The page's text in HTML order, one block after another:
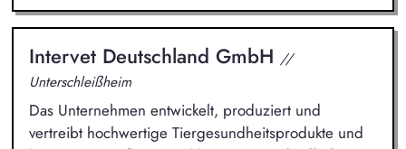
Intervet Deutschland GmbH //
Unterschleißheim
Das Unternehmen entwickelt, produziert und
vertreibt hochwertige Tiergesundheitsprodukte und